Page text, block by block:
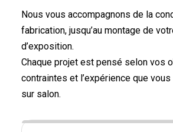
Nous vous accompagnons de la
fabrication, jusqu’au montage de
d’exposition.
Chaque projet est pensé selon vos
contraintes et l’expérience que
sur salon.